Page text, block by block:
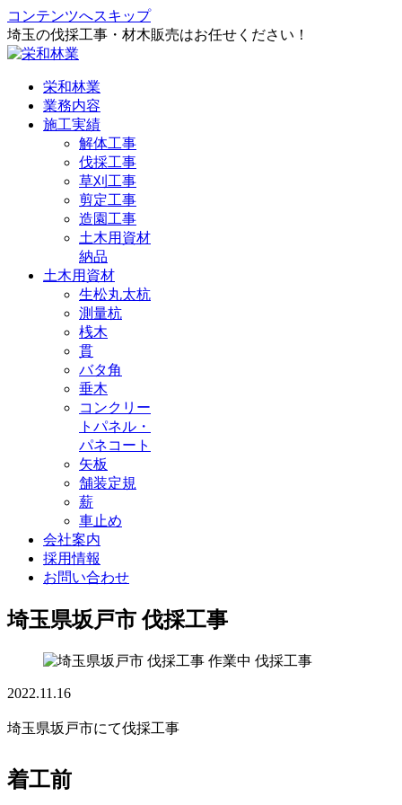
コンテンツへスキップ
埼玉の伐採工事・材木販売はお任せください！
栄和林業
業務内容
施工実績
解体工事
伐採工事
草刈工事
剪定工事
造園工事
土木用資材
納品
土木用資材
生松丸太杭
測量杭
桟木
貫
バタ角
垂木
コンクリー
トパネル・
パネコート
矢板
舗装定規
薪
車止め
会社案内
採用情報
お問い合わせ
埼玉県坂戸市 伐採工事
伐採工事
2022.11.16
埼玉県坂戸市にて伐採工事
着工前